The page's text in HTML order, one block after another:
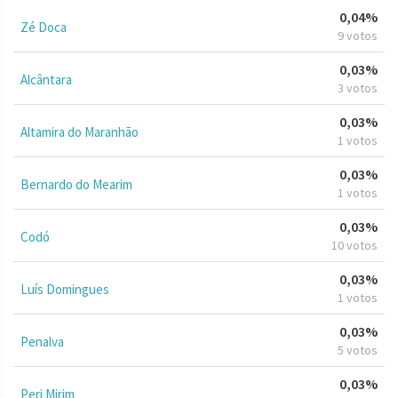
Zé Doca
0,04%
9 votos
Alcântara
0,03%
3 votos
Altamira do Maranhão
0,03%
1 votos
Bernardo do Mearim
0,03%
1 votos
Codó
0,03%
10 votos
Luís Domingues
0,03%
1 votos
Penalva
0,03%
5 votos
Peri Mirim
0,03%